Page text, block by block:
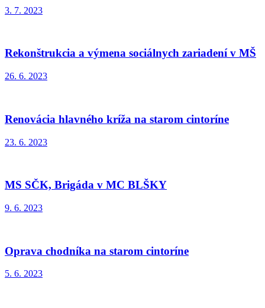
3. 7. 2023
Rekonštrukcia a výmena sociálnych zariadení v MŠ
26. 6. 2023
Renovácia hlavného kríža na starom cintoríne
23. 6. 2023
MS SČK, Brigáda v MC BLŠKY
9. 6. 2023
Oprava chodníka na starom cintoríne
5. 6. 2023